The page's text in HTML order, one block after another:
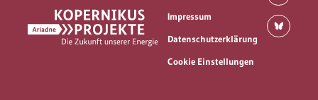
Impressum
Datenschutzerklärung
Cookie Einstellungen